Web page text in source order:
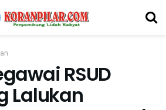
RSUD
Lalukan